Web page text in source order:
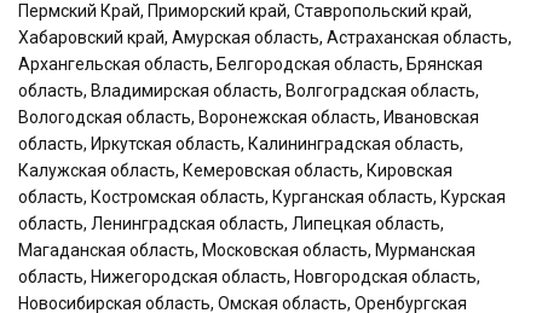
Пермский Край, Приморский край, Ставропольский край,
Хабаровский край, Амурская область, Астраханская область,
Архангельская область, Белгородская область, Брянская
область, Владимирская область, Волгоградская область,
Вологодская область, Воронежская область, Ивановская
область, Иркутская область, Калининградская область,
Калужская область, Кемеровская область, Кировская
область, Костромская область, Курганская область, Курская
область, Ленинградская область, Липецкая область,
Магаданская область, Московская область, Мурманская
область, Нижегородская область, Новгородская область,
Новосибирская область, Омская область, Оренбургская